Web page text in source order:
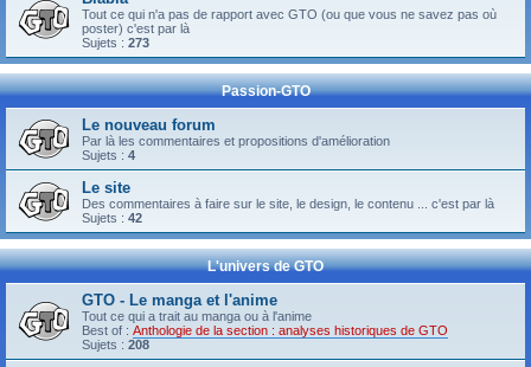
Tout ce qui n'a pas de rapport avec GTO (ou que vous ne savez pas où
poster) c'est par là
Sujets : 273
Passion-GTO
Le nouveau forum
Par là les commentaires et propositions d'amélioration
Sujets : 4
Le site
Des commentaires à faire sur le site, le design, le contenu ... c'est par là
Sujets : 42
L'univers de GTO
GTO - Le manga et l'anime
Tout ce qui a trait au manga ou à l'anime
Best of : Anthologie de la section : analyses historiques de GTO
Sujets : 208